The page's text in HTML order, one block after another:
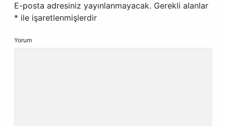
E-posta adresiniz yayınlanmayacak. Gerekli alanlar
* ile işaretlenmişlerdir
Yorum